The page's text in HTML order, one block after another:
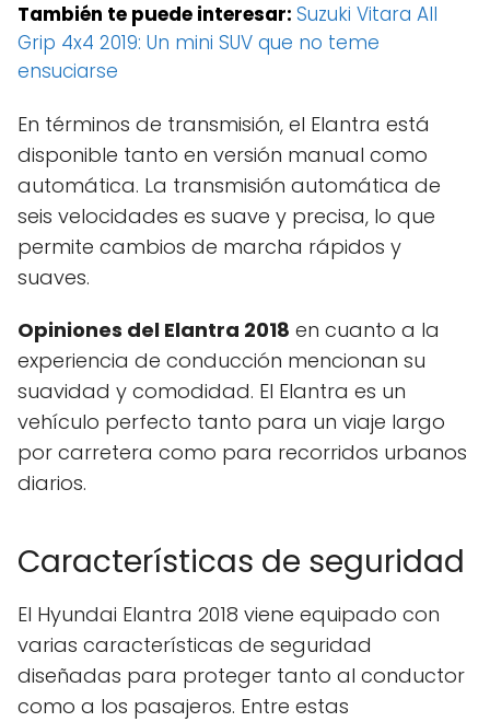
También te puede interesar: Suzuki Vitara All
Grip 4x4 2019: Un mini SUV que no teme
ensuciarse
En términos de transmisión, el Elantra está
disponible tanto en versión manual como
automática. La transmisión automática de
seis velocidades es suave y precisa, lo que
permite cambios de marcha rápidos y
suaves.
Opiniones del Elantra 2018 en cuanto a la
experiencia de conducción mencionan su
suavidad y comodidad. El Elantra es un
vehículo perfecto tanto para un viaje largo
por carretera como para recorridos urbanos
diarios.
Características de seguridad
El Hyundai Elantra 2018 viene equipado con
varias características de seguridad
diseñadas para proteger tanto al conductor
como a los pasajeros. Entre estas